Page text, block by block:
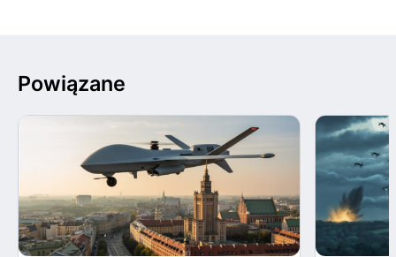
Powiązane